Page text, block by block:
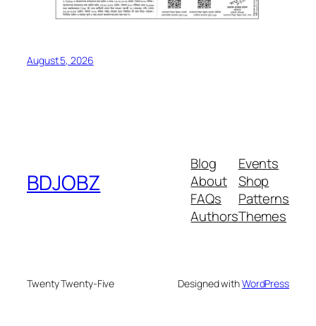
August 5, 2026
BDJOBZ
Blog
About
FAQs
Authors
Events
Shop
Patterns
Themes
Twenty Twenty-Five Designed withWordPress